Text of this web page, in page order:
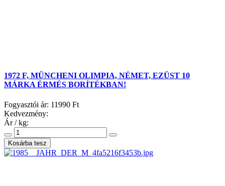
1972 F, MÜNCHENI OLIMPIA, NÉMET, EZÜST 10
MÁRKA ÉRMÉS BORÍTÉKBAN!
Fogyasztói ár: 11990 Ft
Kedvezmény:
Ár / kg: